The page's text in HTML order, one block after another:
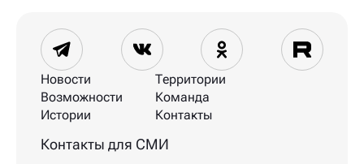
Контакты для СМИ
Новости
Возможности
Истории
Территории
Команда
Контакты